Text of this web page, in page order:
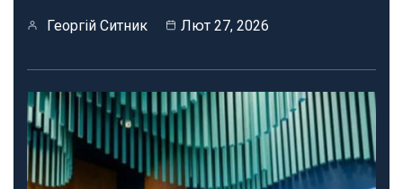
Георгій Ситник Лют 27, 2026